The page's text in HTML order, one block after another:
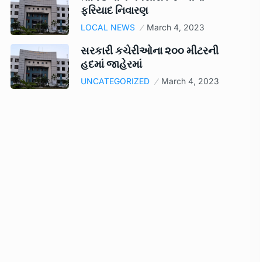
ફરિયાદ નિવારણ
LOCAL NEWS March 4, 2023
સરકારી કચેરીઓના ૨૦૦ મીટરની
હદમાં જાહેરમાં
UNCATEGORIZED March 4, 2023